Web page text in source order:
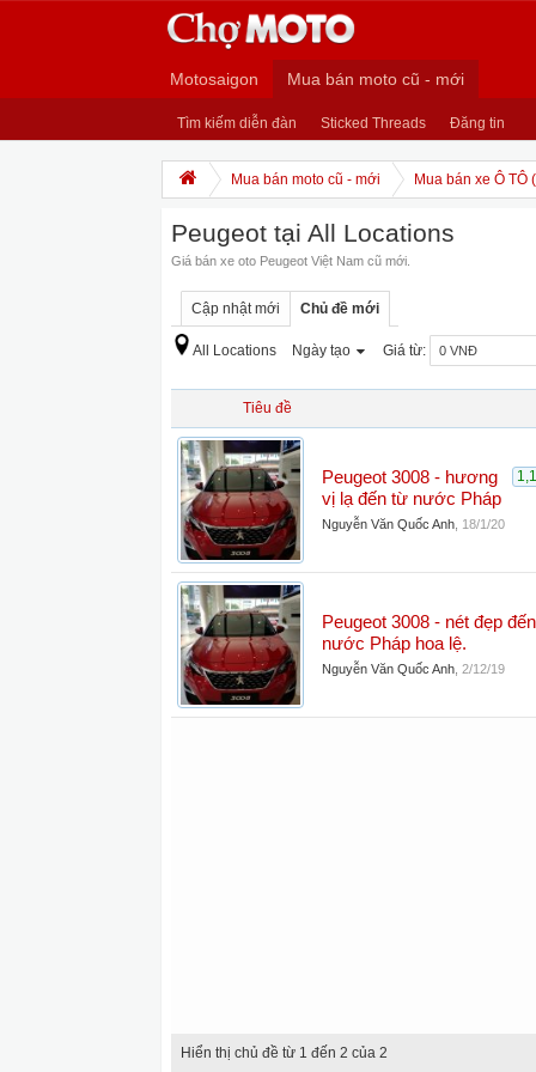
Motosaigon Mua bán moto cũ - mới
Tìm kiếm diễn đàn Sticked Threads Đăng tin
Mua bán moto cũ - mới Mua bán xe Ô TÔ
Peugeot tại All Locations
Giá bán xe oto Peugeot Việt Nam cũ mới.
Cập nhật mới Chủ đề mới
All Locations Ngày tạo Giá từ:
Tiêu đề
Peugeot 3008 - hương
vị lạ đến từ nước Pháp
Nguyễn Văn Quốc Anh 18/1/20
Peugeot 3008 - nét đẹp
nước Pháp hoa lệ.
Nguyễn Văn Quốc Anh 2/12/19
Hiển thị chủ đề từ 1 đến 2 của 2